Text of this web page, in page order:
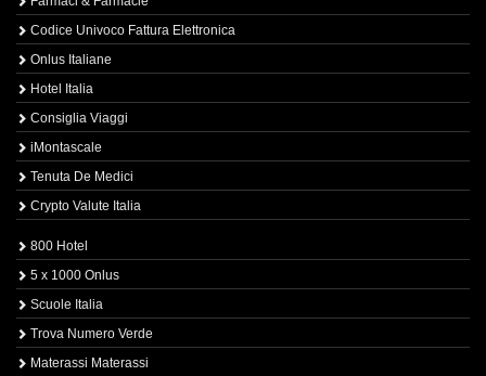
Codice Univoco Fattura Elettronica
Onlus Italiane
Hotel Italia
Consiglia Viaggi
iMontascale
Tenuta De Medici
Crypto Valute Italia
800 Hotel
5 x 1000 Onlus
Scuole Italia
Trova Numero Verde
Materassi Materassi